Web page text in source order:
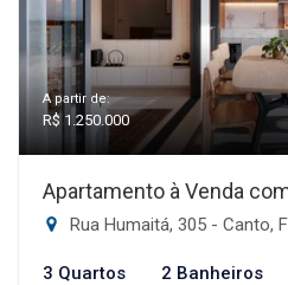
A partir de:
R$ 1.250.000
Apartamento à Venda
Rua Humaitá, 305 - Canto,
3 Quartos 2 Banheiros